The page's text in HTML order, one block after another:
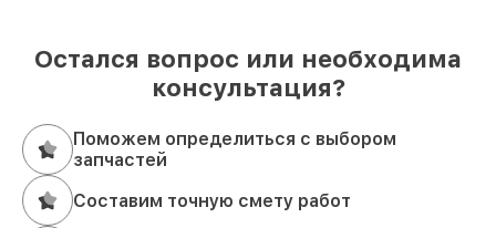
Остался вопрос или необходима
консультация?
Поможем определиться с выбором
запчастей
Составим точную смету работ